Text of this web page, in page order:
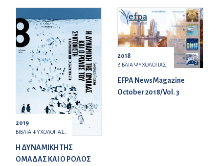
2019
ΒΙΒΛΙΑ ΨΥΧΟΛΟΓΙΑΣ,
Η ΔΥΝΑΜΙΚΗ ΤΗΣ
ΟΜΑΔΑΣ ΚΑΙ Ο ΡΟΛΟΣ
2018
ΒΙΒΛΙΑ ΨΥΧΟΛΟΓΙΑΣ,
EFPA NewsMagazine
October 2018/Vol. 3